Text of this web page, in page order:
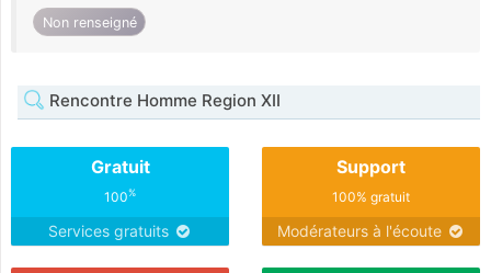
Non renseigné
Rencontre Homme Region XII
Gratuit
100%
Services gratuits
Support
100% gratuit
Modérateurs à l'écoute